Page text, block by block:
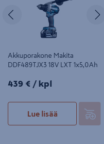
Edellinen
Akkuporakone Makita
DDF489TJX3 18V LXT 1x5,0Ah
439€/kpl
439 € / kpl
Lue lisää